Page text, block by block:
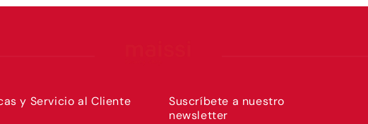
y Servicio al Cliente
Suscríbete a nuestro
newsletter